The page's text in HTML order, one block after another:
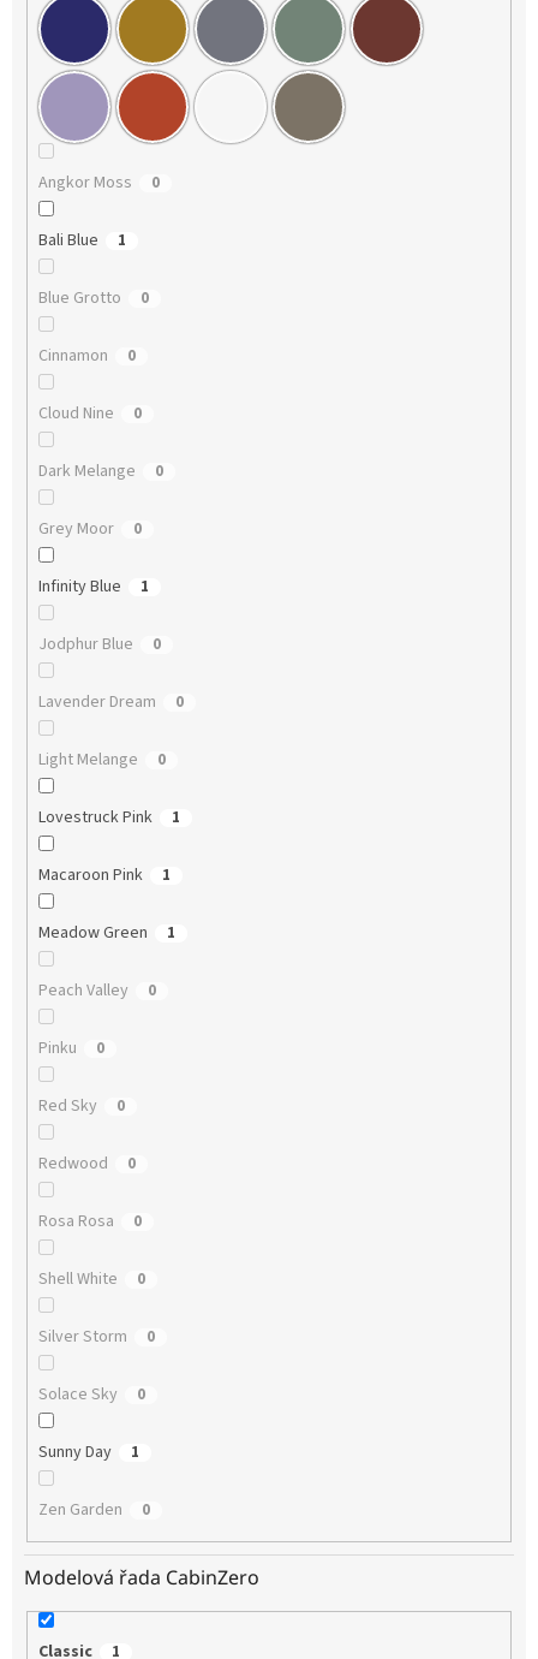
Angkor Moss 0
Bali Blue 1
Blue Grotto 0
Cinnamon 0
Cloud Nine 0
Dark Melange 0
Grey Moor 0
Infinity Blue 1
Jodphur Blue 0
Lavender Dream 0
Light Melange 0
Lovestruck Pink 1
Macaroon Pink 1
Meadow Green 1
Peach Valley 0
Pinku 0
Red Sky 0
Redwood 0
Rosa Rosa 0
Shell White 0
Silver Storm 0
Solace Sky 0
Sunny Day 1
Zen Garden 0
Modelová řada CabinZero
Classic 1